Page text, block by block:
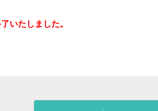
いたしました。